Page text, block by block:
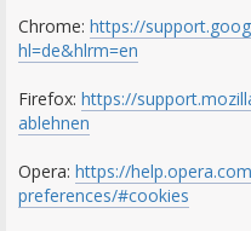
Chrome: https://
hl=de&hlrm=en
Firefox: https://
ablehnen
Opera: https://
preferences/#cookies